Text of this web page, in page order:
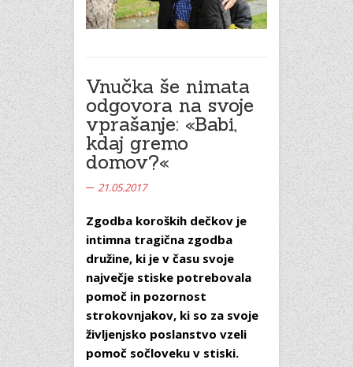
Vnučka še nimata
odgovora na svoje
vprašanje: «Babi,
kdaj gremo
domov?«
21.05.2017
Zgodba koroških dečkov je
intimna tragična zgodba
družine, ki je v času svoje
največje stiske potrebovala
pomoč in pozornost
strokovnjakov, ki so za svoje
življenjsko poslanstvo vzeli
pomoč sočloveku v stiski.